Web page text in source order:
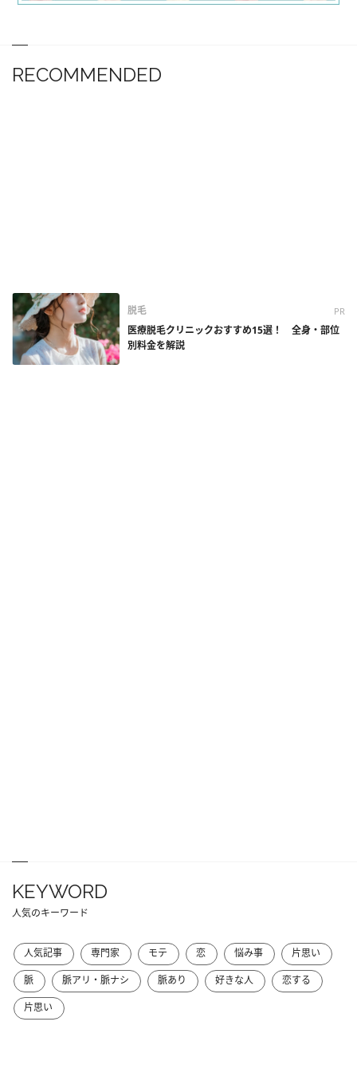
RECOMMENDED
脱毛 PR
医療脱毛クリニックおすすめ15選！ 全身・部位
別料金を解説
KEYWORD
人気のキーワード
人気記事 専門家 モテ 恋 悩み事
片思い
脈
脈アリ・脈ナシ 脈あり 好きな人
恋する
片思い